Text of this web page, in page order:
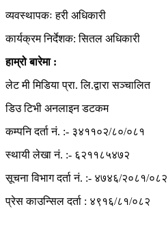
व्यवस्थापकः हरी अधिकारी
कार्यक्रम निर्देशक: सितल अधिकारी
हाम्रो बारेमा :
लेट मी मिडिया प्रा. लि.द्वारा सञ्चालित
डिउ टिभी अनलाइन डटकम
कम्पनि दर्ता नं. :- ३४११०२/८०/०८१
स्थायी लेखा नं. :- ६२११८५४७२
सूचना विभाग दर्ता नं. :- ४७४६/२०८१/०८२
प्रेस काउन्सिल दर्ता : ४९१६/८१/०८२